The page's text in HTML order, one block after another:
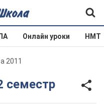
Онлайн уроки НМТ
2011
семестр